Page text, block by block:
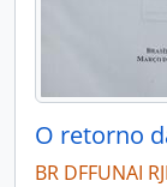
BR DFFUNAI